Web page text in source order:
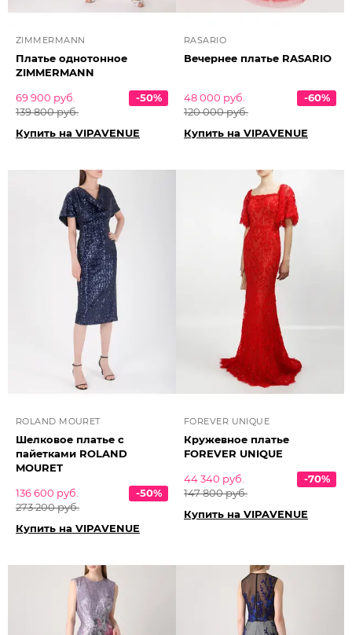
ZIMMERMANN
Платье однотонное
ZIMMERMANN
69 900 руб.
139 800 руб.
-50%
Купить на VIPAVENUE
RASARIO
Вечернее платье RASARIO
48 000 руб.
120 000 руб.
-60%
Купить на VIPAVENUE
ROLAND MOURET
Шелковое платье с
пайетками ROLAND
MOURET
136 600 руб.
273 200 руб.
-50%
Купить на VIPAVENUE
FOREVER UNIQUE
Кружевное платье
FOREVER UNIQUE
44 340 руб.
147 800 руб.
-70%
Купить на VIPAVENUE